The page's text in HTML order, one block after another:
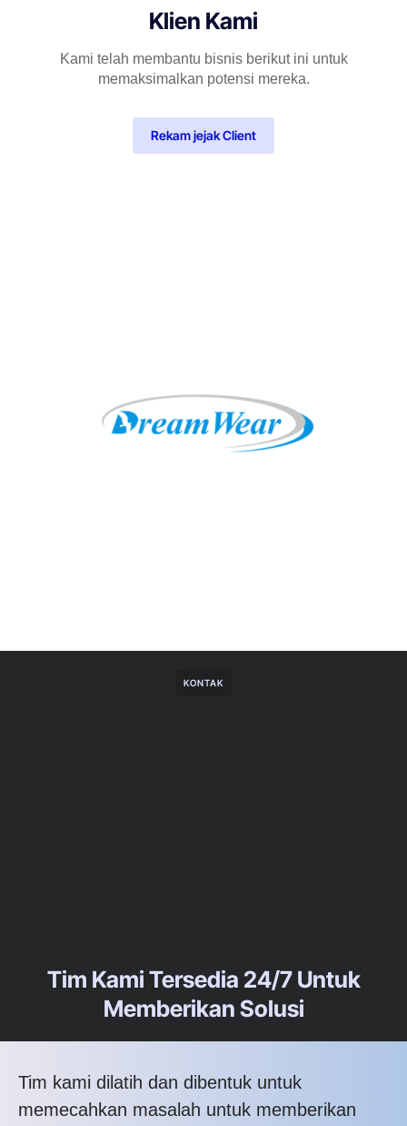
Klien Kami
Kami telah membantu bisnis berikut ini untuk
memaksimalkan potensi mereka.
Rekam jejak Client
KONTAK
Tim Kami Tersedia 24/7 Untuk
Memberikan Solusi
Tim kami dilatih dan dibentuk untuk
memecahkan masalah untuk memberikan